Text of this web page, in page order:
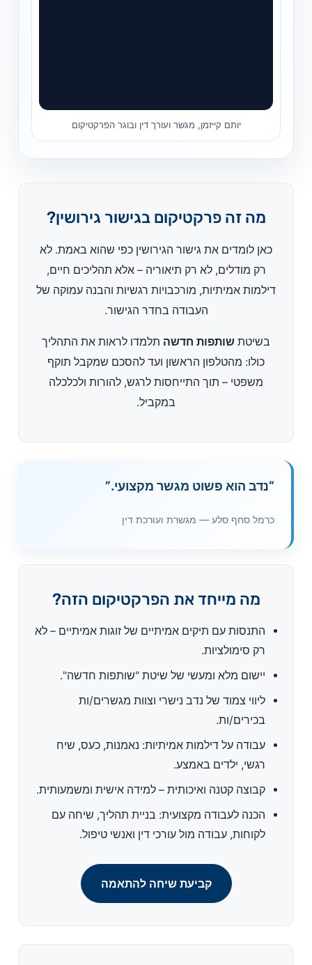
יותם קייזמן, מגשר ועורך דין ובוגר הפרקטיקום
מה זה פרקטיקום בגישור גירושין?
כאן לומדים את גישור הגירושין כפי שהוא באמת. לא
רק מודלים, לא רק תיאוריה – אלא תהליכים חיים,
דילמות אמיתיות, מורכבויות רגשיות והבנה עמוקה של
העבודה בחדר הגישור.
בשיטת שותפות חדשה תלמדו לראות את התהליך
כולו: מהטלפון הראשון ועד להסכם שמקבל תוקף
משפטי – תוך התייחסות לרגש, להורות ולכלכלה
במקביל.
“נדב הוא פשוט מגשר מקצועי.”
כרמל סחף סלע — מגשרת ועורכת דין
מה מייחד את הפרקטיקום הזה?
התנסות עם תיקים אמיתיים של זוגות אמיתיים – לא
רק סימולציות.
יישום מלא ומעשי של שיטת "שותפות חדשה".
ליווי צמוד של נדב נישרי וצוות מגשרים/ות
בכירים/ות.
עבודה על דילמות אמיתיות: נאמנות, כעס, שיח
רגשי, ילדים באמצע.
קבוצה קטנה ואיכותית – למידה אישית ומשמעותית.
הכנה לעבודה מקצועית: בניית תהליך, שיחה עם
לקוחות, עבודה מול עורכי דין ואנשי טיפול.
קביעת שיחה להתאמה